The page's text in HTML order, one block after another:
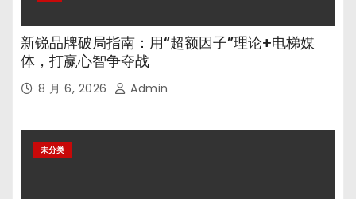
新锐品牌破局指南：用“超额因子”理论+电梯媒
体，打赢心智争夺战
8 月 6, 2026 Admin
未分类